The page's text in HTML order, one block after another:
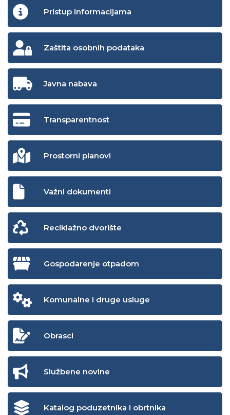
Pristup informacijama
Zaštita osobnih podataka
Javna nabava
Transparentnost
Prostorni planovi
Važni dokumenti
Reciklažno dvorište
Gospodarenje otpadom
Komunalne i druge usluge
Obrasci
Službene novine
Katalog poduzetnika i obrtnika